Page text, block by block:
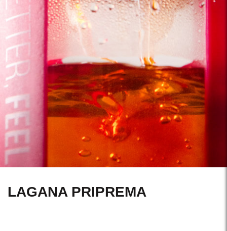
LAGANA PRIPREMA